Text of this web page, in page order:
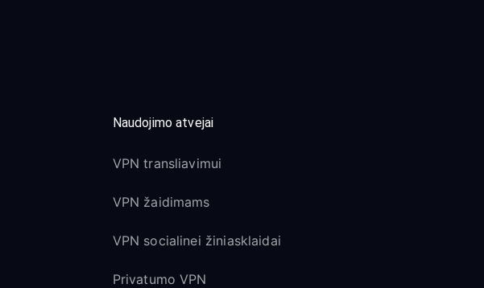
Naudojimo atvejai
VPN transliavimui
VPN žaidimams
VPN socialinei žiniasklaidai
Privatumo VPN